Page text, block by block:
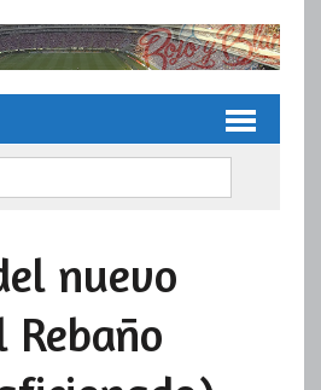
nuevo
Rebaño